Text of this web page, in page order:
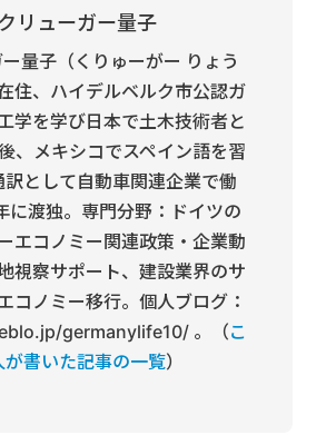
クリューガー量子
量子（くりゅーがー りょう
住、ハイデルベルク市公認ガ
学を学び日本で土木技術者と
、メキシコでスペイン語を習
として自動車関連企業で働
に渡独。専門分野：ドイツの
エコノミー関連政策・企業動
視察サポート、建設業界のサ
コノミー移行。個人ブログ：
germanylife10/ 。（こ
が書いた記事の一覧）